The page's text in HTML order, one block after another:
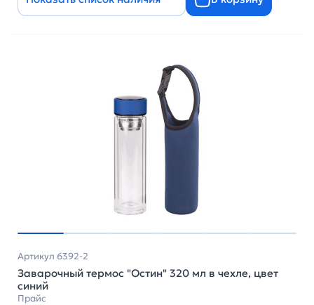
Артикул 6392-2
Заварочный термос "Остин" 320 мл в чехле, цвет
синий
Прайс